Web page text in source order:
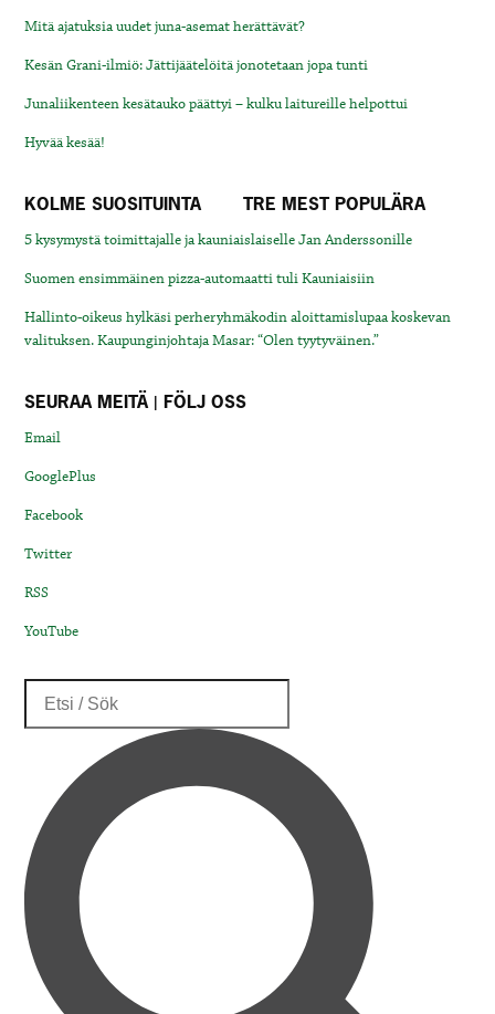
Mitä ajatuksia uudet juna-asemat herättävät?
Kesän Grani-ilmiö: Jättijäätelöitä jonotetaan jopa tunti
Junaliikenteen kesätauko päättyi – kulku laitureille helpottui
Hyvää kesää!
KOLME SUOSITUINTA TRE MEST POPULÄRA
5 kysymystä toimittajalle ja kauniaislaiselle Jan Anderssonille
Suomen ensimmäinen pizza-automaatti tuli Kauniaisiin
Hallinto-oikeus hylkäsi perheryhmäkodin aloittamislupaa koskevan
valituksen. Kaupunginjohtaja Masar: “Olen tyytyväinen.”
SEURAA MEITÄ | FÖLJ OSS
Email
GooglePlus
Facebook
Twitter
RSS
YouTube